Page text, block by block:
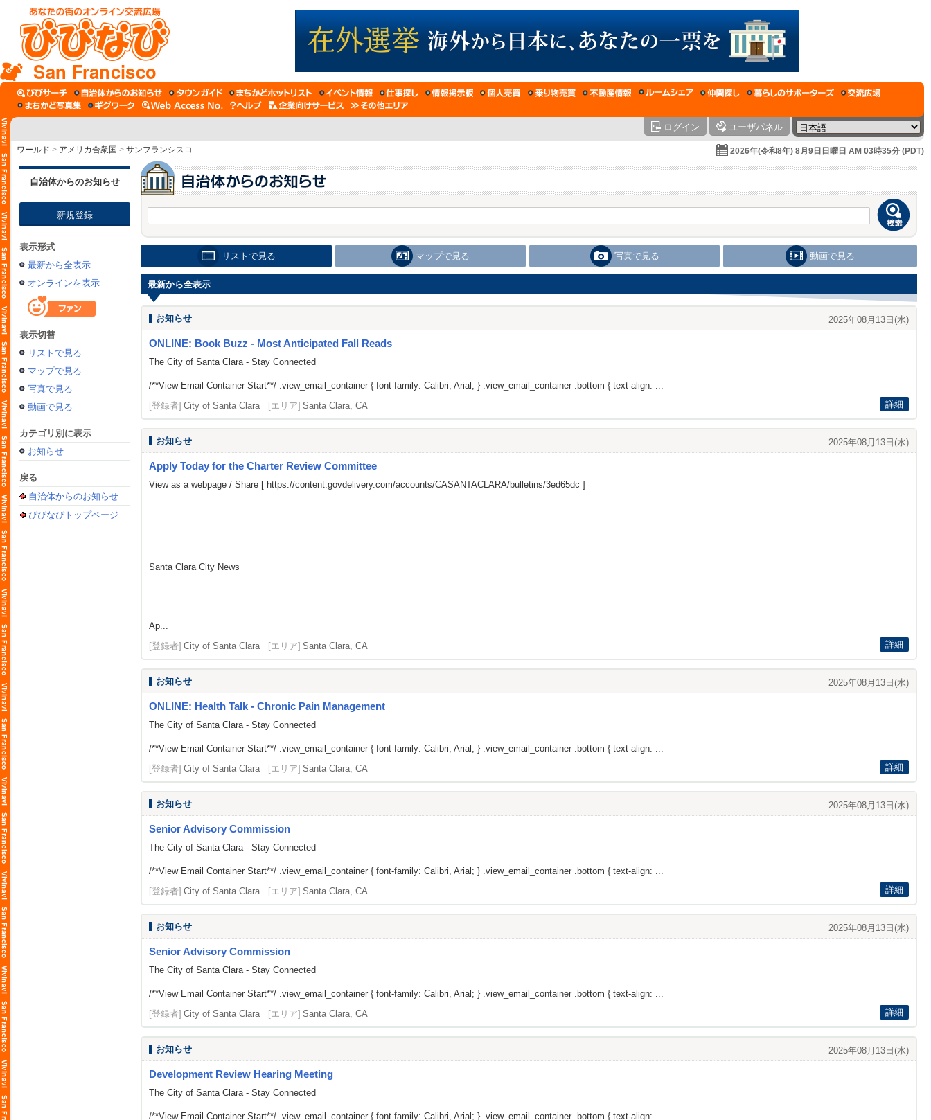
San Francisco
ログイン ユーザパネル
ワールド > アメリカ合衆国 > サンフランシスコ 2026年(令和8年) 8月9日日曜日 AM 03時35分 (PDT)
自治体からのお知らせ
新規登録
表示形式
最新から全表示
オンラインを表示
表示切替
リストで見る
マップで見る
写真で見る
動画で見る
カテゴリ別に表示
お知らせ
戻る
自治体からのお知らせ
びびなびトップページ
リストで見る マップで見る 写真で見る 動画で見る
最新から全表示
お知らせ 2025年08月13日(水)
ONLINE: Book Buzz - Most Anticipated Fall Reads
The City of Santa Clara - Stay Connected
/**View Email Container Start**/ .view_email_container { font-family: Calibri, Arial; } .view_email_container .bottom { text-align: ...
[登録者] City of Santa Clara [エリア] Santa Clara, CA 詳細
お知らせ 2025年08月13日(水)
Apply Today for the Charter Review Committee
View as a webpage / Share [ https://content.govdelivery.com/accounts/CASANTACLARA/bulletins/3ed65dc ]
Santa Clara City News
Ap...
[登録者] City of Santa Clara [エリア] Santa Clara, CA 詳細
お知らせ 2025年08月13日(水)
ONLINE: Health Talk - Chronic Pain Management
The City of Santa Clara - Stay Connected
/**View Email Container Start**/ .view_email_container { font-family: Calibri, Arial; } .view_email_container .bottom { text-align: ...
[登録者] City of Santa Clara [エリア] Santa Clara, CA 詳細
お知らせ 2025年08月13日(水)
Senior Advisory Commission
The City of Santa Clara - Stay Connected
/**View Email Container Start**/ .view_email_container { font-family: Calibri, Arial; } .view_email_container .bottom { text-align: ...
[登録者] City of Santa Clara [エリア] Santa Clara, CA 詳細
お知らせ 2025年08月13日(水)
Senior Advisory Commission
The City of Santa Clara - Stay Connected
/**View Email Container Start**/ .view_email_container { font-family: Calibri, Arial; } .view_email_container .bottom { text-align: ...
[登録者] City of Santa Clara [エリア] Santa Clara, CA 詳細
お知らせ 2025年08月13日(水)
Development Review Hearing Meeting
The City of Santa Clara - Stay Connected
/**View Email Container Start**/ .view_email_container { font-family: Calibri, Arial; } .view_email_container .bottom { text-align: ...